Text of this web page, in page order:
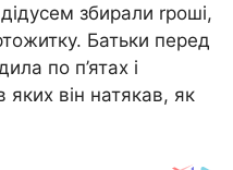
збирали rроші,
Батьки перед
по п’ятах і
він натякав, як